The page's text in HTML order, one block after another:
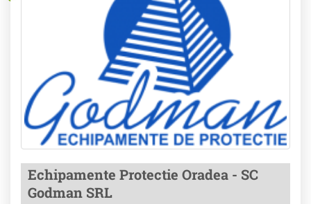
Echipamente Protectie Oradea - SC
Godman SRL